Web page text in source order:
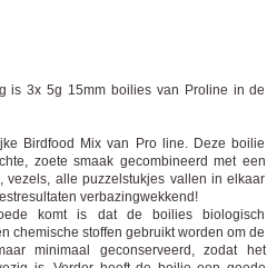
is 3x 5g 15mm boilies van Proline in de
Birdfood Mix van Pro line. Deze boilie
zoete smaak gecombineerd met een
vezels, alle puzzelstukjes vallen in elkaar
verbazingwekkend!
komt is dat de boilies biologisch
chemische stoffen gebruikt worden om de
minimaal geconserveerd, zodat het